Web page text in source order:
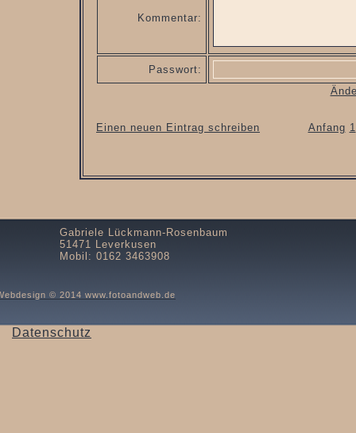
Kommentar:
Passwort:
Einen neuen Eintrag schreiben Anfang 1
Gabriele Lückmann-Rosenbaum
51471 Leverkusen
Mobil: 0162 3463908
© 2014 www.fotoandweb.de
Datenschutz